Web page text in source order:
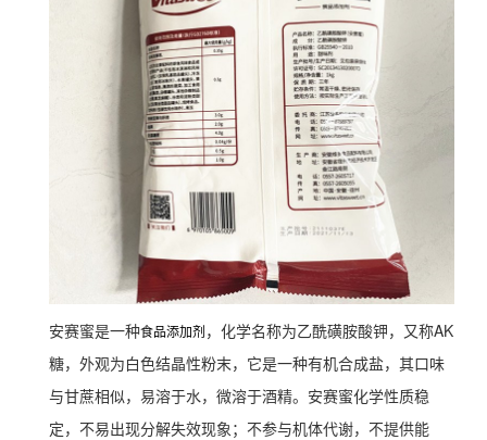
安赛蜜是一种食品添加剂 ，化学名称为乙酰磺胺酸钾，又称AK
糖，外观为白色结晶性粉末，它是一种有机合成盐，其口味
与甘蔗相似，易溶于水，微溶于酒精。安赛蜜化学性质稳
定，不易出现分解失效现象；不参与机体代谢，不提供能